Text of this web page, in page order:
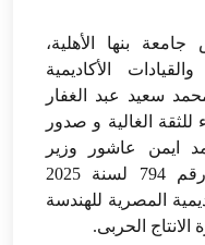
بنها الأهلية،
الأكاديمية
سعيد عبد الغفار
الغالية و صدور
ايمن عاشور وزير
التعليم العالي والبحث العلمى رقم 794 لسنة 2025
المصرية للهندسة
الانتاج الحربى.